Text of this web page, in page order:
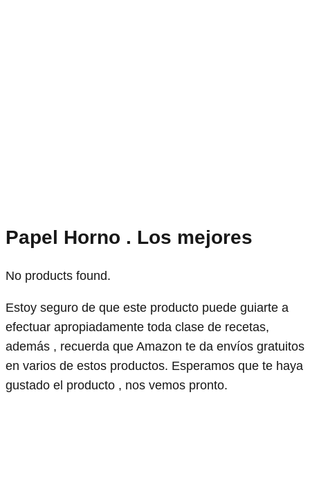
Papel Horno . Los mejores
No products found.
Estoy seguro de que este producto puede guiarte a
efectuar apropiadamente toda clase de recetas,
además , recuerda que Amazon te da envíos gratuitos
en varios de estos productos. Esperamos que te haya
gustado el producto , nos vemos pronto.